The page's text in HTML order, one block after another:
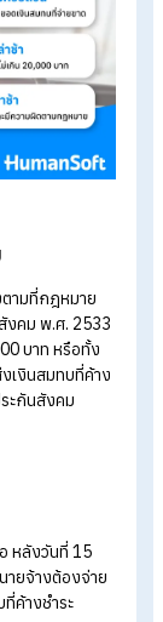
ฎหมาย
ม่ชำระเงินสมทบประ
ทบต่อองค์กร ดังนี้